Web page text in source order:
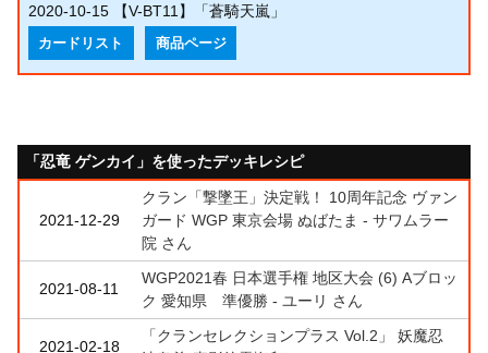
2020-10-15 【V-BT11】「蒼騎天嵐」
カードリスト 商品ページ
「忍竜 ゲンカイ」を使ったデッキレシピ
2021-12-29
クラン「撃墜王」決定戦！ 10周年記念 ヴァン
ガード WGP 東京会場 ぬばたま - サワムラー
院 さん
2021-08-11
WGP2021春 日本選手権 地区大会 (6) Aブロッ
ク 愛知県 準優勝 - ユーリ さん
2021-02-18
「クランセレクションプラス Vol.2」 妖魔忍